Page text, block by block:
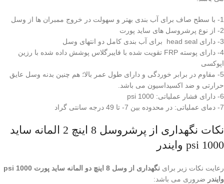
1- با سطح صاف برای آب بندی بهتر و سهولت در خروج ممبران ها از وسل
2- از نوع پرشروسل های ساید پورت
3- دارای head seal برای آب بندی کامل دو انتهای وسل
4- دارای پوسته FRP تقویت شده با فایبرگلاس پوشش داده شده با رزین
اپوکسی
5- مقاوم در برابر خوردگی و دارای طول عمر بالا؛ هم چنین بدنه وسل عایق
حرارتی و ضد اکسیداسیون می باشد.
6- دارای فشار عملیاتی: 1000 psi
7- دمای عملیاتی: در محدوده بین 7- تا 49 درجه سانتی گراد
نکات نگهداری از پرشروسل 8 اینچ 2 المانه ساید
1000 psi وایندر
رعایت نکات زیر برای
نگهداری از وسل 8 اینچ دو المانه ساید پورت 1000 psi
وایندر ضروری می باشد: